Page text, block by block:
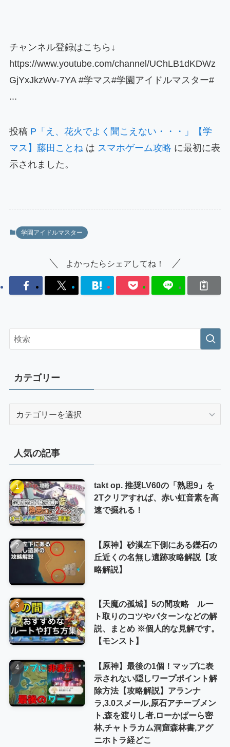
チャンネル登録はこちら↓
https://www.youtube.com/channel/UChLB1dKDWz
GjYxJkzWv-7YA #学マス#学園アイドルマスター#
...
投稿 P「え、花火でよく聞こえない・・・」【学
マス】藤田ことね は スマホゲーム攻略 に最初に表
示されました。
学園アイドルマスター
よかったらシェアしてね！
カテゴリー
ー
人気の記事
takt op. 推奨LV60の「熟思9」を
2Tクリアすれば、赤い虹音素を高
速で掘れる！
【原神】砂漠左下側にある鑠石の
丘近くの名無し遺跡攻略解説【攻
略解説】
【天魔の孤城】5の間攻略 ルー
ト取りのコツやパターンなどの解
説、まとめ ※個人的な見解です。
【モンスト】
【原神】最後の1個！マップに表
示されない隠しワープポイント解
除方法【攻略解説】アランナ
ラ,3.0スメール,原石アチーブメン
ト,森を渡りし者,ローかぱーら密
林,チャトラカム洞窟森林書,アグ
ニホトラ経どこ